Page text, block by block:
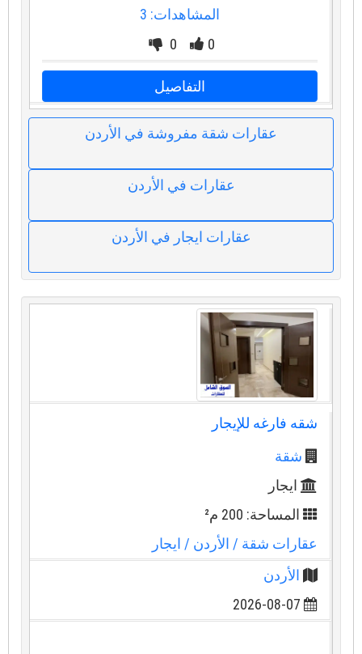
المشاهدات: 3
0
0
التفاصيل
عقارات شقة مفروشة في الأردن
عقارات في الأردن
عقارات ايجار في الأردن
شقه فارغه للإيجار
شقة
ايجار
المساحة: 200 م²
عقارات شقة / الأردن/ ايجار
الأردن
2026-08-07